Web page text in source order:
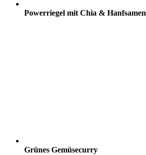
Powerriegel mit Chia & Hanfsamen
Grünes Gemüsecurry